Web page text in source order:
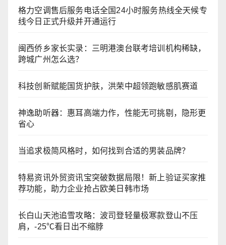
格力空调售后服务电话全国24小时服务热线全天候专
线今日正式升级并开通运行
闽西侨乡家长实录：三明港澳台联考培训机构稀缺，
跨城广州怎么选？
科技创新赋能国货护肤，洪荣中超领跑敏感肌赛道
神逸助听器：惠耳高端力作，性能无可挑剔，隐形更
省心
当追求极简风格时，如何找到合适的男装品牌？
特易资讯外贸资讯宝突破数据局限！新上验证买家推
荐功能，助力企业抢占欧美日韩市场
长白山天池追雪攻略：波司登轻量极寒款登山不压
肩，-25℃看日出不缩脖